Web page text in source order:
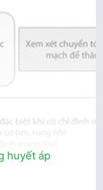
huyết áp